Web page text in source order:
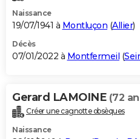
Naissance
19/07/1941 à Montluçon (Allier)
Décès
07/01/2022 à Montfermeil (
Gerard LAMOINE (72
Créer une cagnotte obsèques
Naissance